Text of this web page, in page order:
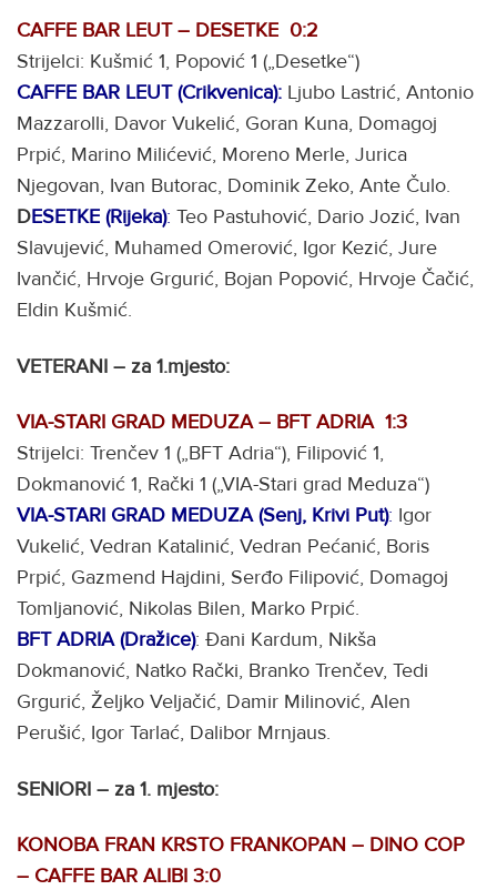
CAFFE BAR LEUT – DESETKE 0:2
Strijelci: Kušmić 1, Popović 1 („Desetke“)
CAFFE BAR LEUT (Crikvenica): Ljubo Lastrić, Antonio
Mazzarolli, Davor Vukelić, Goran Kuna, Domagoj
Prpić, Marino Milićević, Moreno Merle, Jurica
Njegovan, Ivan Butorac, Dominik Zeko, Ante Čulo.
DESETKE (Rijeka): Teo Pastuhović, Dario Jozić, Ivan
Slavujević, Muhamed Omerović, Igor Kezić, Jure
Ivančić, Hrvoje Grgurić, Bojan Popović, Hrvoje Čačić,
Eldin Kušmić.
VETERANI – za 1.mjesto:
VIA-STARI GRAD MEDUZA – BFT ADRIA 1:3
Strijelci: Trenčev 1 („BFT Adria“), Filipović 1,
Dokmanović 1, Rački 1 („VIA-Stari grad Meduza“)
VIA-STARI GRAD MEDUZA (Senj, Krivi Put): Igor
Vukelić, Vedran Katalinić, Vedran Pećanić, Boris
Prpić, Gazmend Hajdini, Serđo Filipović, Domagoj
Tomljanović, Nikolas Bilen, Marko Prpić.
BFT ADRIA (Dražice): Đani Kardum, Nikša
Dokmanović, Natko Rački, Branko Trenčev, Tedi
Grgurić, Željko Veljačić, Damir Milinović, Alen
Perušić, Igor Tarlać, Dalibor Mrnjaus.
SENIORI – za 1. mjesto:
KONOBA FRAN KRSTO FRANKOPAN – DINO COP
– CAFFE BAR ALIBI 3:0